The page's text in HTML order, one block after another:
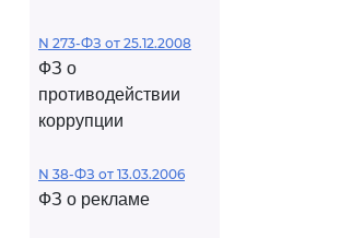
N 273-ФЗ от 25.12.2008
ФЗ о
противодействии
коррупции
N 38-ФЗ от 13.03.2006
ФЗ о рекламе